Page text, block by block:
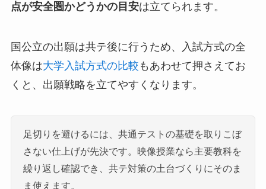
点が安全圏かどうかの目安は立てられます。
国公立の出願は共テ後に行うため、入試方式の全
体像は大学入試方式の比較 もあわせて押さえてお
くと、出願戦略を立てやすくなります。
足切りを避けるには、共通テストの基礎を取りこぼ
さない仕上げが先決です。映像授業なら主要教科を
繰り返し確認でき、共テ対策の土台づくりにそのま
ま使えます。